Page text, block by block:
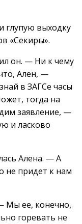
глупую выходку
«Секиры».
он. — Ни к чему
Ален, —
в ЗАГСе часы
тогда на
заявление, —
и ласково
Алена. — А
не придет к нам
Мы ее, конечно,
горевать не